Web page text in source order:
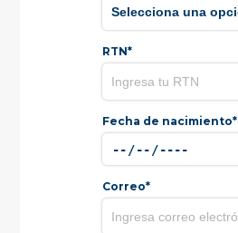
RTN*
Fecha de nacimiento*
Correo*